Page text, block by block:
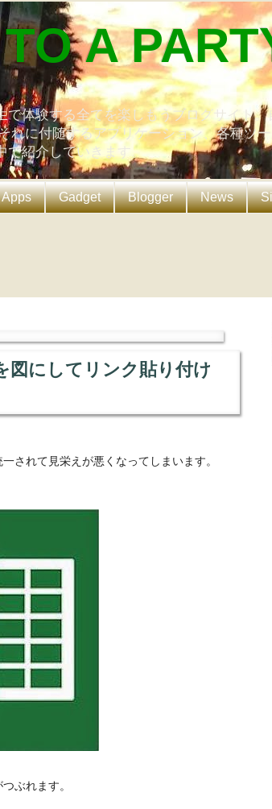
A
体験する全てを楽しもうブログサイト
れに付随するアプリケーション、各種ツ
で紹介していきます。
Apps Gadget Blogger News
図にしてリンク貼り付け
されて見栄えが悪くなってしまいます。
ぶれます。